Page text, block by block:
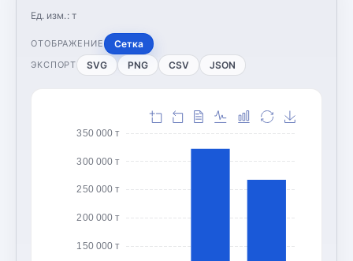
Ед. изм.: т
ОТОБРАЖЕНИЕ Сетка
ЭКСПОРТ SVG PNG CSV JSON
150 000 т
200 000 т
250 000 т
300 000 т
350 000 т